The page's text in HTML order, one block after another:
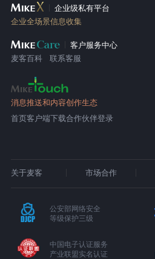
企业级私有平台
企业全场景信息收集
客户服务中心
麦客百科
联系客服
消息推送和内容创作生态
首页客户端下载合作伙伴登录
关于麦客 市场合作
公安部网络安全
等级保护三级
中国电子认证服务
产业联盟实名认证